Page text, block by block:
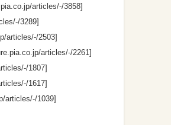
articles/-/3858]
3289]
articles/-/2503]
articles/-/2261]
1807]
1617]
articles/-/1039]